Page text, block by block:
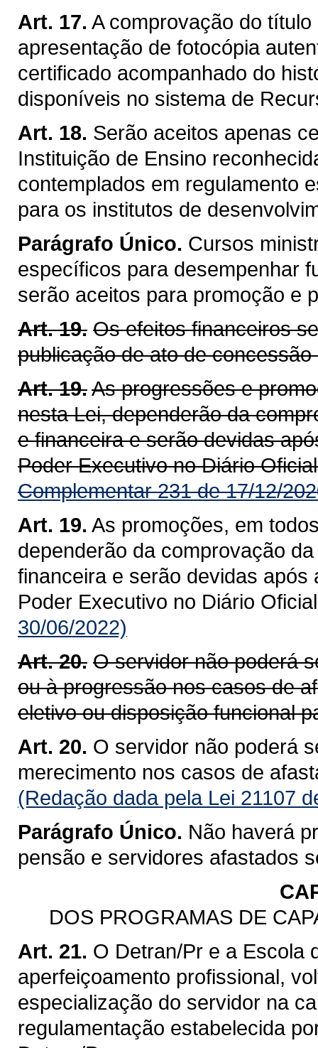
Art. 17. A comprovação do
apresentação de fotocópia
certificado acompanhado do
disponíveis no sistema de
Art. 18. Serão aceitos apenas
Instituição de Ensino
contemplados em regulamento
para os institutos de
Parágrafo Único. Cursos
específicos para desempenhar
serão aceitos para promoção e
Art. 19. Os efeitos financeiros
publicação de ato de
Art. 19.As progressões e
nesta Lei, dependerão da
e financeira e serão devidas
Poder Executivo no Diário
Complementar 231 de 17/12/
Art. 19. As promoções, em
dependerão da comprovação
financeira e serão devidas
Poder Executivo no Diário
30/06/2022)
Art. 20. O servidor não poderá
ou à progressão nos casos de
eletivo ou disposição funcional
Art. 20. O servidor não poderá
merecimento nos casos de
(Redação dada pela Lei 21107
Parágrafo Único. Não haverá
pensão e servidores afastados
DOS PROGRAMAS DE
Art. 21. O Detran/Pr e a Escola
aperfeiçoamento profissional,
especialização do servidor na
regulamentação estabelecida